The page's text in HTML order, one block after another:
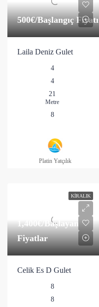
500€/Başlangıç Fiyatı
Laila Deniz Gulet
4
4
21
Metre
8
Platin Yatçılık
KIRALIK
1,400€/Başlayan
Fiyatlar
Celik Es D Gulet
8
8